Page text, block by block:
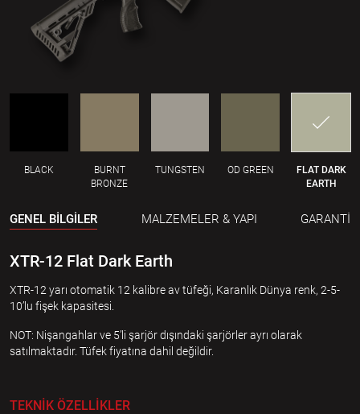
BLACK
BURNT
BRONZE
TUNGSTEN OD GREEN
FLAT DARK
EARTH
GENEL BİLGİLER MALZEMELER & YAPI GARANTİ
XTR-12 Flat Dark Earth
XTR-12 yarı otomatik 12 kalibre av tüfeği, Karanlık Dünya renk, 2-5-
10’lu fişek kapasitesi.
NOT: Nişangahlar ve 5’li şarjör dışındaki şarjörler ayrı olarak
satılmaktadır. Tüfek fiyatına dahil değildir.
TEKNİK ÖZELLİKLER